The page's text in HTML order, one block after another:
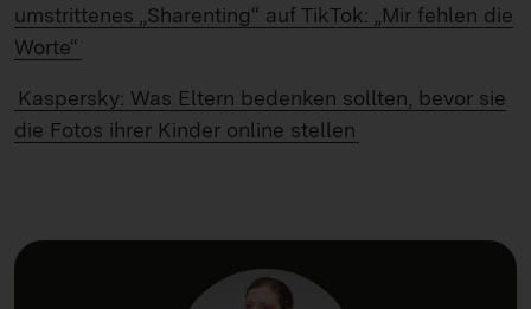
umstrittenes „Sharenting“ auf TikTok: „Mir fehlen die
Worte“
Kaspersky: Was Eltern bedenken sollten, bevor sie
die Fotos ihrer Kinder online stellen